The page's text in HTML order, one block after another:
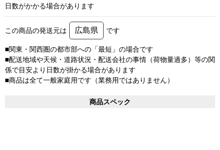
日数がかかる場合があります
この商品の発送元は 広島県 です
■関東・関西圏の都市部への「最短」の場合です
■配送地域や天候・道路状況・配送会社の事情（荷物量過多）等の関
係で目安より日数が掛かる場合があります
■商品は全て一般家庭用です（業務用ではありません）
商品スペック